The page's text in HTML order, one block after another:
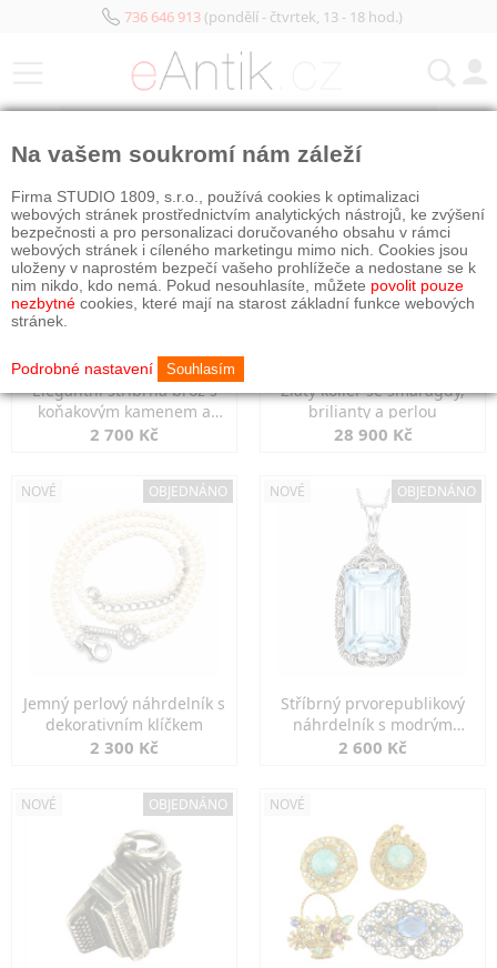
736 646 913(pondělí - čtvrtek, 13 - 18 hod.)
Elegantní stříbrná brož s
koňakovým kamenem a
markazity
2 700 Kč
Zlatý kolier se smaragdy,
brilianty a perlou
28 900 Kč
NOVÉ OBJEDNÁNO
Jemný perlový náhrdelník s
dekorativním klíčkem
2 300 Kč
NOVÉ OBJEDNÁNO
Stříbrný prvorepublikový
náhrdelník s modrým
spinelem
2 600 Kč
NOVÉ OBJEDNÁNO NOVÉ
Na vašem soukromí nám záleží
Firma STUDIO 1809, s.r.o., používá cookies k optimalizaci
webových stránek prostřednictvím analytických nástrojů, ke zvýšení
bezpečnosti a pro personalizaci doručovaného obsahu v rámci
webových stránek i cíleného marketingu mimo nich. Cookies jsou
uloženy v naprostém bezpečí vašeho prohlížeče a nedostane se k
nim nikdo, kdo nemá. Pokud nesouhlasíte, můžete povolit pouze
nezbytné cookies, které mají na starost základní funkce webových
stránek.
Podrobné nastavení Souhlasím